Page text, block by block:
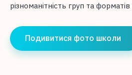
різноманітність груп та
Подивитися фото школи